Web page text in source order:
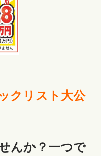
クリスト大公
んか？一つで